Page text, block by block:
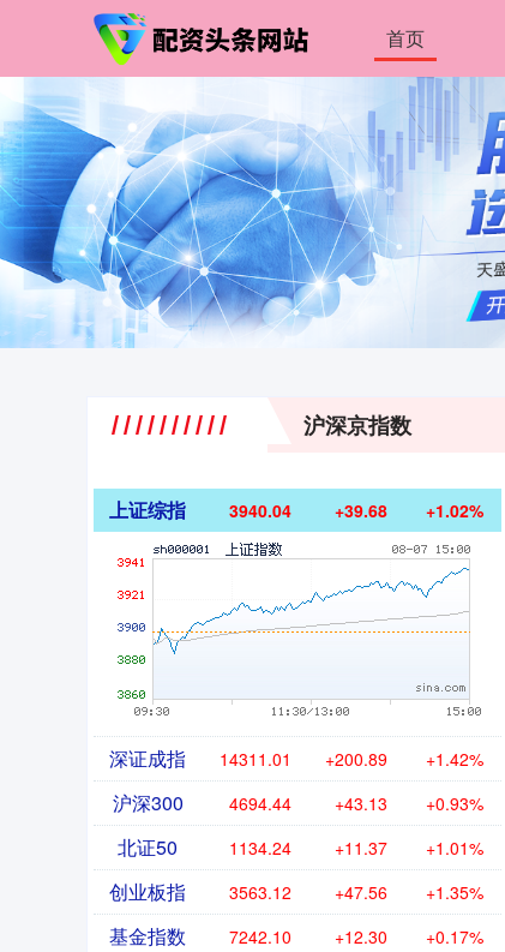
首页
沪深京指数
上证综指 3940.04 +39.68 +1.02%
深证成指 14311.01 +200.89 +1.42%
沪深300 4694.44 +43.13 +0.93%
北证50 1134.24 +11.37 +1.01%
创业板指 3563.12 +47.56 +1.35%
基金指数 7242.10 +12.30 +0.17%